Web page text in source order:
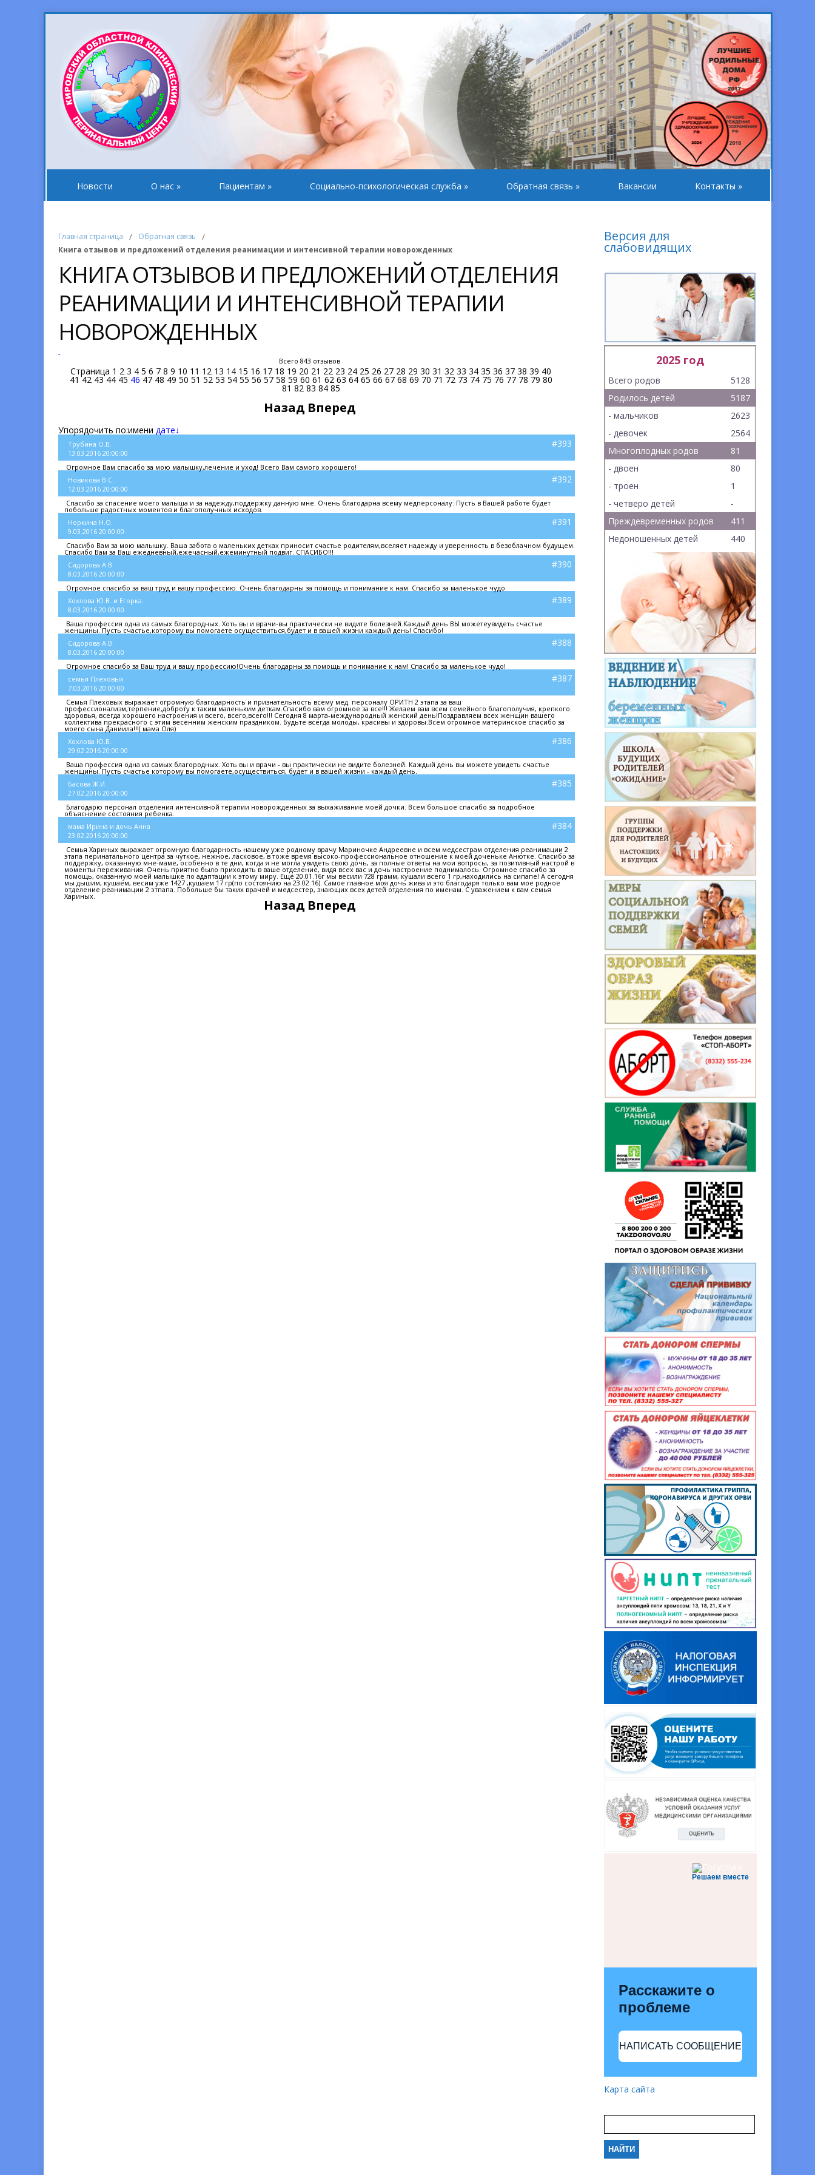
Новости О нас » Пациентам » Социально-психологическая служба » Обратная связь » Вакансии Контакты »
Главная страница / Обратная связь /
Книга отзывов и предложений отделения реанимации и интенсивной терапии новорожденных
КНИГА ОТЗЫВОВ И ПРЕДЛОЖЕНИЙ ОТДЕЛЕНИЯ
РЕАНИМАЦИИ И ИНТЕНСИВНОЙ ТЕРАПИИ
НОВОРОЖДЕННЫХ
-
Всего 843 отзывов
Страница 1 2 3 4 5 6 7 8 9 10 11 12 13 14 15 16 17 18 19 20 21 22 23 24 25 26 27 28 29 30 31 32 33 34 35 36 37 38 39 40
41 42 43 44 45 46 47 48 49 50 51 52 53 54 55 56 57 58 59 60 61 62 63 64 65 66 67 68 69 70 71 72 73 74 75 76 77 78 79 80
81 82 83 84 85
Назад Вперед
Упорядочить по:имени дате↓
Трубина О.В.
13.03.2016 20:00:00
#393
Огромное Вам спасибо за мою малышку,лечение и уход! Всего Вам самого хорошего!
Новикова В.С.
12.03.2016 20:00:00
#392
Спасибо за спасение моего малыша и за надежду,поддержку данную мне. Очень благодарна всему медперсоналу. Пусть в Вашей работе будет
побольше радостных моментов и благополучных исходов.
Норкина Н.О.
9.03.2016 20:00:00
#391
Спасибо Вам за мою малышку. Ваша забота о маленьких детках приносит счастье родителям,вселяет надежду и уверенность в безоблачном будущем.
Спасибо Вам за Ваш ежедневный,ежечасный,ежеминутный подвиг. СПАСИБО!!!
Сидорова А.В.
8.03.2016 20:00:00
#390
Огромное спасибо за ваш труд и вашу профессию. Очень благодарны за помощь и понимание к нам. Спасибо за маленькое чудо.
Хохлова Ю.В. и Егорка.
8.03.2016 20:00:00
#389
Ваша профессия одна из самых благородных. Хоть вы и врачи-вы практически не видите болезней.Каждый день ВЫ можетеувидеть счастье
женщины. Пусть счастье,которому вы помогаете осуществиться,будет и в вашей жизни каждый день! Спасибо!
Сидорова А.В.
8.03.2016 20:00:00
#388
Огромное спасибо за Ваш труд и вашу профессию!Очень благодарны за помощь и понимание к нам! Спасибо за маленькое чудо!
семья Плеховых
7.03.2016 20:00:00
#387
Семья Плеховых выражает огромную благодарность и признательность всему мед. персоналу ОРИТН 2 этапа за ваш
профессионализм,терпение,доброту к таким маленьким деткам.Спасибо вам огромное за все!!! Желаем вам всем семейного благополучия, крепкого
здоровья, всегда хорошего настроения и всего, всего,всего!!! Сегодня 8 марта-международный женский день!Поздравляем всех женщин вашего
коллектива прекрасного с этим весенним женским праздником. Будьте всегда молоды, красивы и здоровы.Всем огромное материнское спасибо за
моего сына Даниила!!!( мама Оля)
Хохлова Ю.В.
29.02.2016 20:00:00
#386
Ваша профессия одна из самых благородных. Хоть вы и врачи - вы практически не видите болезней. Каждый день вы можете увидеть счастье
женщины. Пусть счастье которому вы помогаете,осуществиться, будет и в вашей жизни - каждый день.
Басова Ж.И.
27.02.2016 20:00:00
#385
Благодарю персонал отделения интенсивной терапии новорожденных за выхаживание моей дочки. Всем большое спасибо за подробное
объяснение состояния ребенка.
мама Ирина и дочь Анна
23.02.2016 20:00:00
#384
Семья Хариных выражает огромную благодарность нашему уже родному врачу Мариночке Андреевне и всем медсестрам отделения реанимации 2
этапа перинатального центра за чуткое, нежное, ласковое, в тоже время высоко-профессиональное отношение к моей доченьке Анютке. Спасибо за
поддержку, оказанную мне-маме, особенно в те дни, когда я не могла увидеть свою дочь, за полные ответы на мои вопросы, за позитивный настрой в
моменты переживания. Очень приятно было приходить в ваше отделение, видя всех вас и дочь настроение поднималось. Огромное спасибо за
помощь, оказанную моей малышке по адаптации к этому миру. Ещё 20.01.16г мы весили 728 грамм, кушали всего 1 гр,находились на сипапе! А сегодня
мы дышим, кушаем, весим уже 1427 ,кушаем 17 гр(по состоянию на 23.02.16). Самое главное моя дочь жива и это благодаря только вам мое родное
отделение реанимации 2 этпапа. Побольше бы таких врачей и медсестер, знающих всех детей отделения по именам. С уважением к вам семья
Хариных.
Назад Вперед
Версия для
слабовидящих
2025 год
Всего родов
5128
Родилось детей
5187
- мальчиков
2623
- девочек
2564
Многоплодных родов
81
- двоен
80
- троен
1
- четверо детей
-
Преждевременных родов
411
Недоношенных детей
440
Решаем вместе
Расскажите о
проблеме
НАПИСАТЬ СООБЩЕНИЕ
Карта сайта